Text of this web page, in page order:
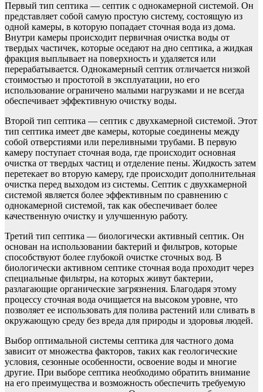
Первый тип септика — септик с однокамерной системой. Он
представляет собой самую простую систему, состоящую из
одной камеры, в которую попадает сточная вода из дома.
Внутри камеры происходит первичная очистка воды от
твердых частичек, которые оседают на дно септика, а жидкая
фракция выплывает на поверхность и удаляется или
перерабатывается. Однокамерный септик отличается низкой
стоимостью и простотой в эксплуатации, но его
использование ограничено малыми нагрузками и не всегда
обеспечивает эффективную очистку воды.
Второй тип септика — септик с двухкамерной системой. Этот
тип септика имеет две камеры, которые соединены между
собой отверстиями или переливными трубами. В первую
камеру поступает сточная вода, где происходит основная
очистка от твердых частиц и отделение пены. Жидкость затем
перетекает во вторую камеру, где происходит дополнительная
очистка перед выходом из системы. Септик с двухкамерной
системой является более эффективным по сравнению с
однокамерной системой, так как обеспечивает более
качественную очистку и улучшенную работу.
Третий тип септика — биологически активный септик. Он
основан на использовании бактерий и фильтров, которые
способствуют более глубокой очистке сточных вод. В
биологически активном септике сточная вода проходит через
специальные фильтры, на которых живут бактерии,
разлагающие органические загрязнения. Благодаря этому
процессу сточная вода очищается на высоком уровне, что
позволяет ее использовать для полива растений или сливать в
окружающую среду без вреда для природы и здоровья людей.
Выбор оптимальной системы септика для частного дома
зависит от множества факторов, таких как геологические
условия, сезонные особенности, освоение воды и многие
другие. При выборе септика необходимо обратить внимание
на его преимущества и возможность обеспечить требуемую